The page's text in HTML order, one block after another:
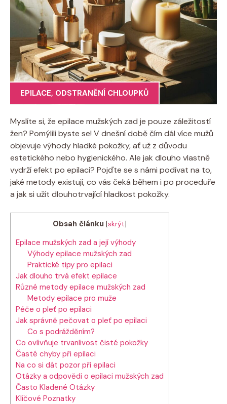
EPILACE, ODSTRANĚNÍ CHLOUPKŮ
Myslíte si, že epilace mužských zad je pouze záležitostí
žen? Pomýlili byste se! V dnešní době čím dál více mužů
objevuje výhody hladké pokožky, ať už z důvodu
estetického nebo hygienického. Ale jak dlouho vlastně
vydrží efekt po epilaci? Pojďte se s námi podívat na to,
jaké metody existují, co vás čeká během i po proceduře
a jak si užít dlouhotrvající hladkost pokožky.
Obsah článku [skrýt]
Epilace mužských zad a její výhody
Výhody epilace mužských zad
Praktické tipy pro epilaci
Jak dlouho trvá efekt epilace
Různé metody epilace mužských zad
Metody epilace pro muže
Péče o pleť po epilaci
Jak správně pečovat o pleť po epilaci
Co s podrážděním?
Co ovlivňuje trvanlivost čisté pokožky
Časté chyby při epilaci
Na co si dát pozor při epilaci
Otázky a odpovědi o epilaci mužských zad
Často Kladené Otázky
Klíčové Poznatky